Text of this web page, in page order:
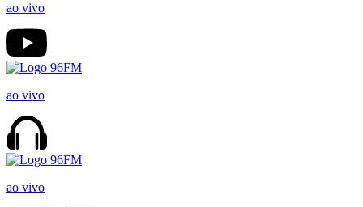
ao vivo
ao vivo
ao vivo